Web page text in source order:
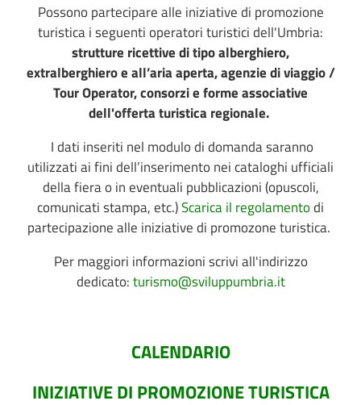
Possono partecipare alle iniziative di promozione
turistica i seguenti operatori turistici dell'Umbria:
strutture ricettive di tipo alberghiero,
extralberghiero e all’aria aperta, agenzie di viaggio /
Tour Operator, consorzi e forme associative
dell'offerta turistica regionale.
I dati inseriti nel modulo di domanda saranno
utilizzati ai fini dell’inserimento nei cataloghi ufficiali
della fiera o in eventuali pubblicazioni (opuscoli,
comunicati stampa, etc.)Scarica il regolamentodi
partecipazione alle iniziative di promozone turistica.
Per maggiori informazioni scrivi all'indirizzo
dedicato:turismo@sviluppumbria.it
CALENDARIO
INIZIATIVE DI PROMOZIONE TURISTICA